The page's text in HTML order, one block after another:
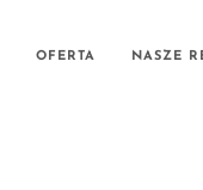
OFERTA NASZE